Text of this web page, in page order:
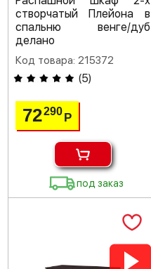
створчатый Плейона в
спальню венге/дуб
делано
Код товара: 215372
(5)
72290Р
под заказ